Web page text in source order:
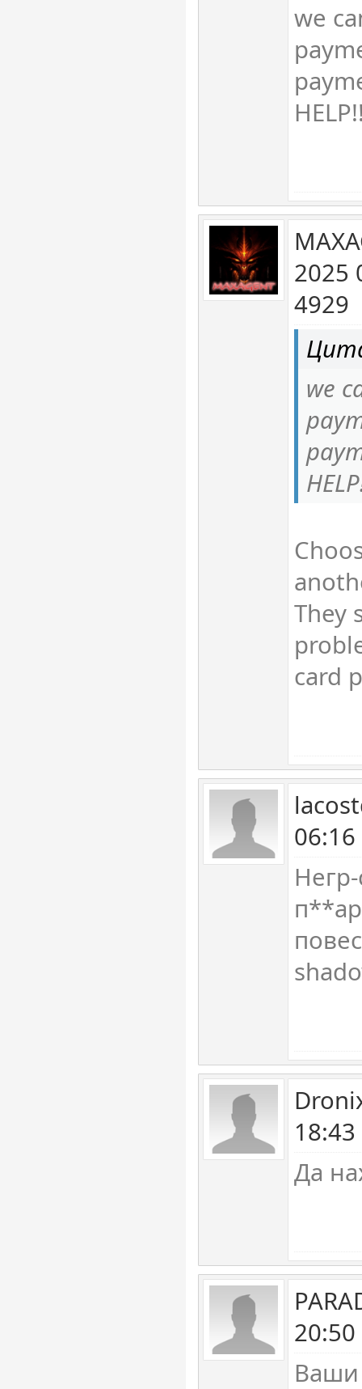
we
2025
4929
we
They
card
Да
Ваши